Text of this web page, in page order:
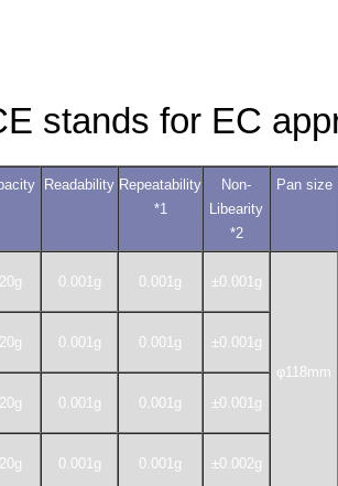
stands for EC
Readability Repeatability
*1
Non-
Libearity
*2
Pan size
0.001g 0.001g ±0.001g
φ118mm
0.001g 0.001g ±0.001g
0.001g 0.001g ±0.001g
0.001g 0.001g ±0.002g